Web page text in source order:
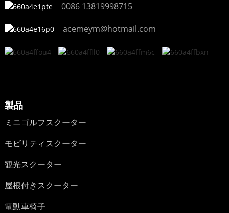
0086 13819998715
acemeym@hotmail.com
製品
ミニゴルフスクーター
モビリティスクーター
観光スクーター
屋根付きスクーター
電動車椅子